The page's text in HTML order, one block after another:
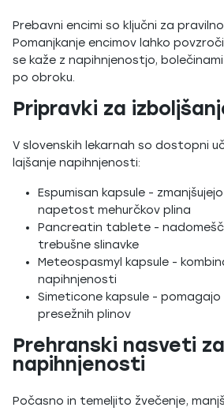
Prebavni encimi so ključni za
Pomanjkanje encimov lahko
se kaže z napihnjenostjo,
po obroku.
Pripravki za
V slovenskih lekarnah so dostopni
lajšanje napihnjenosti:
Espumisan kapsule -
napetost mehurčkov plina
Pancreatin tablete -
trebušne slinavke
Meteospasmyl kapsule -
napihnjenosti
Simeticone kapsule - pomagajo
presežnih plinov
Prehranski nasveti
napihnjenosti
Počasno in temeljito žvečenje,